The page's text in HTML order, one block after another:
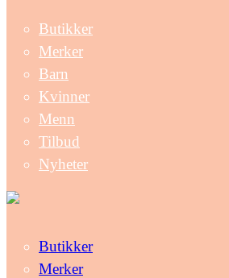
Butikker
Merker
Barn
Kvinner
Menn
Tilbud
Nyheter
Butikker
Merker